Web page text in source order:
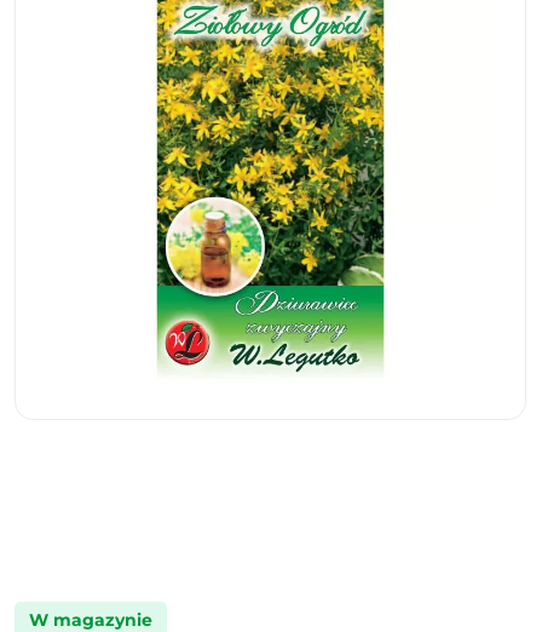
W magazynie